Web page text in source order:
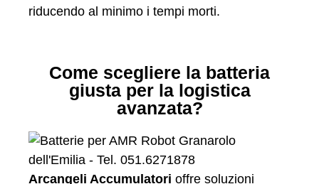
riducendo al minimo i tempi morti.
Come scegliere la batteria
giusta per la logistica
avanzata?
Arcangeli Accumulatori offre soluzioni